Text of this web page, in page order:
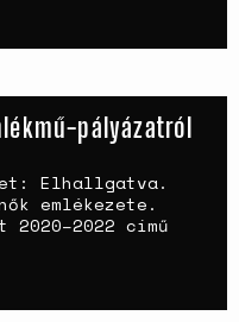
pályázatról
Elhallgatva.
emlékezete.
2020–2022 című